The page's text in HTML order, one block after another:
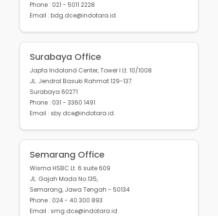
Phone : 021 - 5011 2228
Email : bdg.dce@indotara.id
Surabaya Office
Japfa Indoland Center, Tower I Lt. 10/1008
JL. Jendral Basuki Rahmat 129-137
Surabaya 60271
Phone : 031 - 3360 1491
Email : sby.dce@indotara.id
Semarang Office
Wisma HSBC Lt. 6 suite 609
JL. Gajah Mada No.135,
Semarang, Jawa Tengah - 50134
Phone : 024 - 40 300 893
Email : smg.dce@indotara.id